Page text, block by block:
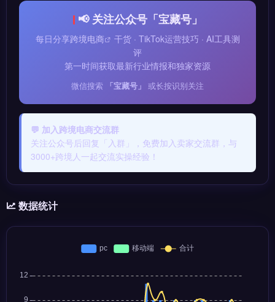
📢 关注公众号「宝藏号」
每日分享跨境电商
干货 · TikTok运营技巧 · AI工具测
评
第一时间获取最新行业情报和独家资源
微信搜索 「宝藏号」 或长按识别关注
💬 加入跨境电商交流群
关注公众号后回复「入群」，免费加入卖家交流群，与
3000+跨境人一起交流实操经验！
数据统计